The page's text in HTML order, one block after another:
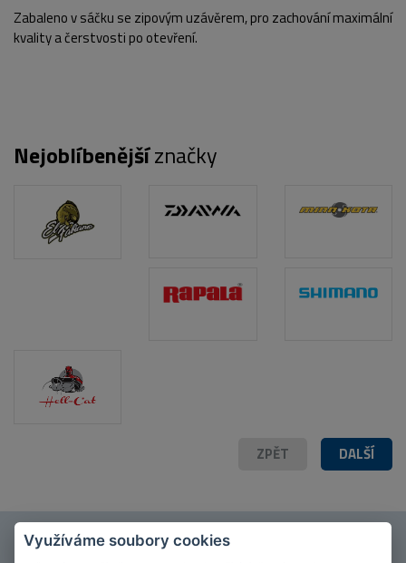
Zabaleno v sáčku se zipovým uzávěrem, pro zachování maximální
kvality a čerstvosti po otevření.
Nejoblíbenějšíznačky
DALŠÍ
ZPĚT
Připojte se k našimfanouškům
Využíváme soubory cookies